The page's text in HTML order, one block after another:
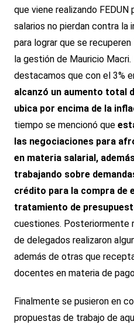
que viene realizando FEDUN
salarios no pierdan contra la
para lograr que se
la gestión de Mauricio
destacamos que con el 3%
alcanzó un aumento total
ubica por encima de la
tiempo se mencionó que
las negociaciones para
en materia salarial,
trabajando sobre
crédito para la compra de
tratamiento de
cuestiones. Posteriormente
de delegados realizaron
además de otras que
docentes en materia de
Finalmente se pusieron en
propuestas de trabajo de